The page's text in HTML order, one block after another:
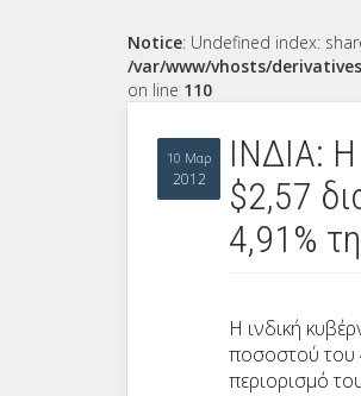
Notice: Undefined index:
/var/www/vhosts/
on line 110
10 Μαρ
2012
ΙΝΔΙΑ:
$2,57
4,91%
Η ινδική
ποσοστού του
περιορισμό